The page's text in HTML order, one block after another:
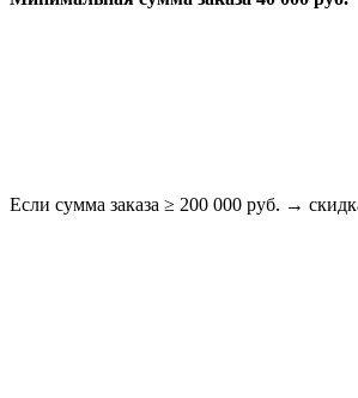
Если сумма заказа ≥ 200 000 руб. →